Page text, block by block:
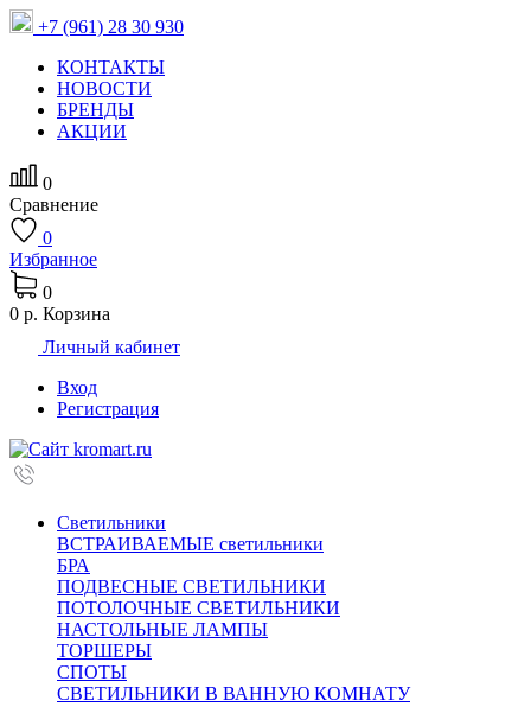
+7 (961) 28 30 930
КОНТАКТЫ
НОВОСТИ
БРЕНДЫ
АКЦИИ
0
Сравнение
0
Избранное
0
0 р. Корзина
Личный кабинет
Вход
Регистрация
Светильники
ВСТРАИВАЕМЫЕ светильники
БРА
ПОДВЕСНЫЕ СВЕТИЛЬНИКИ
ПОТОЛОЧНЫЕ СВЕТИЛЬНИКИ
НАСТОЛЬНЫЕ ЛАМПЫ
ТОРШЕРЫ
СПОТЫ
СВЕТИЛЬНИКИ В ВАННУЮ КОМНАТУ